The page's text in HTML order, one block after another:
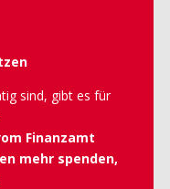
sind, gibt es für
Finanzamt
mehr spenden,